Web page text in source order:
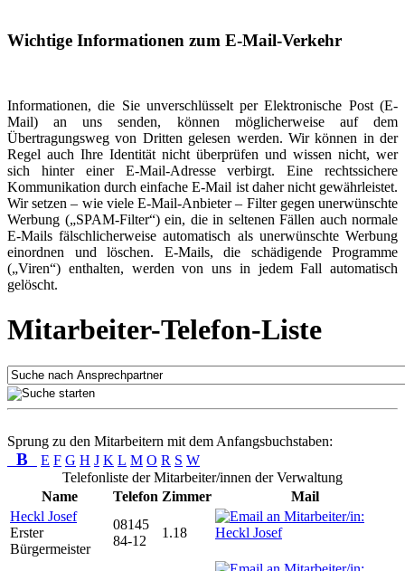
Wichtige Informationen zum E-Mail-Verkehr
Informationen, die Sie unverschlüsselt per Elektronische Post (E-
Mail) an uns senden, können möglicherweise auf dem
Übertragungsweg von Dritten gelesen werden. Wir können in der
Regel auch Ihre Identität nicht überprüfen und wissen nicht, wer
sich hinter einer E-Mail-Adresse verbirgt. Eine rechtssichere
Kommunikation durch einfache E-Mail ist daher nicht gewährleistet.
Wir setzen – wie viele E-Mail-Anbieter – Filter gegen unerwünschte
Werbung („SPAM-Filter“) ein, die in seltenen Fällen auch normale
E-Mails fälschlicherweise automatisch als unerwünschte Werbung
einordnen und löschen. E-Mails, die schädigende Programme
(„Viren“) enthalten, werden von uns in jedem Fall automatisch
gelöscht.
Mitarbeiter-Telefon-Liste
Sprung zu den Mitarbeitern mit dem Anfangsbuchstaben:
B E F G H J K L M O R S W
Telefonliste der Mitarbeiter/innen der Verwaltung
Name
Telefon Zimmer
Mail
Heckl Josef
Erster
Bürgermeister
08145
84-12
1.18